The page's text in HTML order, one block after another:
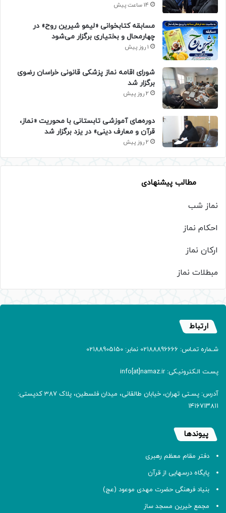
14 ساعت پیش
مسابقه کتابخوانی «لیمو شیرین روح» در
چهارمحال و بختیاری برگزار می‌شود
1 روز پیش
شورای اقامه نماز پزشکی قانونی خراسان رضوی
برگزار شد
2 روز پیش
دوره‌های آموزشی تابستانی با محوریت «نماز،
قرآن و معارف دینی» در یزد برگزار شد
2 روز پیش
مطالب پیشنهادی
نماز شب
احکام نماز
ارکان نماز
مبطلات نماز
ارتباط
شـماره تمـاس: 02188896666 نمابر: 02188905150
پسـت الـکترونیـکی: info[at]namaz.ir
آدرس: پسـتی تهران، خیابان طالقانی، میدان فلسطین، پلاک 387 کدپستی:
۱۴۱۶۷۱۳۸۱۱
پیوندها
دفتر مقام معظم رهبری
پایگاه درسهایی از قرآن
بنیاد فرهنگی حضرت مهدی موعود (عج)
مجمع خیرین مسجد ساز